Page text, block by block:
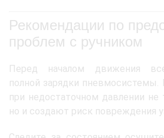
Рекомендации по
проблем с ручником
Перед началом движения
полной зарядки пневмосистемы.
при недостаточном давлении не
но и создают риск повреждения